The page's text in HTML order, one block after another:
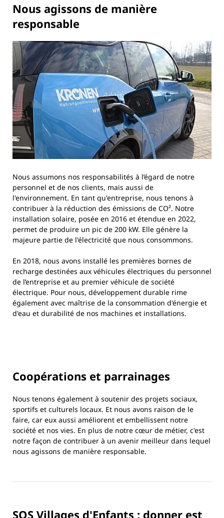
Nous agissons de manière
responsable
Nous assumons nos responsabilités à l’égard de notre
personnel et de nos clients, mais aussi de
l'environnement. En tant qu'entreprise, nous tenons à
contribuer à la réduction des émissions de CO². Notre
installation solaire, posée en 2016 et étendue en 2022,
permet de produire un pic de 200 kW. Elle génère la
majeure partie de l'électricité que nous consommons.
En 2018, nous avons installé les premières bornes de
recharge destinées aux véhicules électriques du personnel
de l’entreprise et au premier véhicule de société
électrique. Pour nous, développement durable rime
également avec maîtrise de la consommation d'énergie et
d'eau et durabilité de nos machines et installations.
Coopérations et parrainages
Nous tenons également à soutenir des projets sociaux,
sportifs et culturels locaux. Et nous avons raison de le
faire, car eux aussi améliorent et embellissent notre
société et nos vies. En plus de notre cœur de métier, c'est
notre façon de contribuer à un avenir meilleur dans lequel
nous agissons de manière responsable.
SOS Villages d'Enfants : donner est